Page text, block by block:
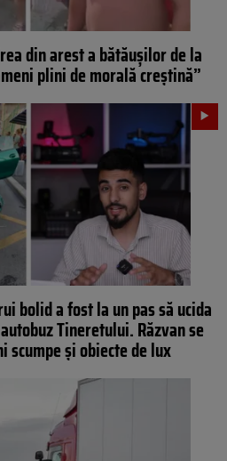
din arest a bătăușilor de la
plini de morală creștină”
bolid a fost la un pas să ucida
Tineretului. Răzvan se
scumpe şi obiecte de lux